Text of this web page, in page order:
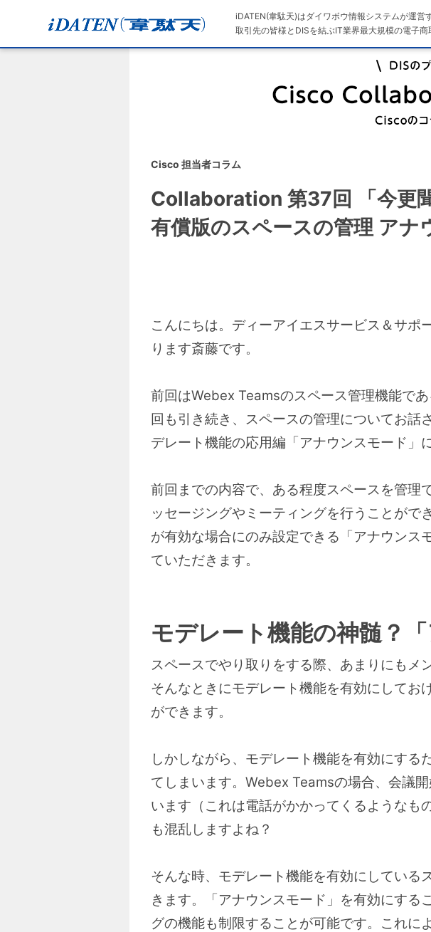
iDATEN(韋駄天)はダイワボウ情報システムが運営
取引先の皆様とDISを結ぶIT業界最大規模の電子商
Cisco 担当者コラム
Collaboration 第37回 「今
有償版のスペースの管理 アナ
こんにちは。ディーアイエスサービス＆サ
ります斎藤です。
前回はWebex Teamsのスペース管理機能で
回も引き続き、スペースの管理についてお話
デレート機能の応用編「アナウンスモード」
前回までの内容で、ある程度スペースを管理
ッセージングやミーティングを行うことが
が有効な場合にのみ設定できる「アナウンス
ていただきます。
モデレート機能の神髄？
スペースでやり取りをする際、あまりにもメ
そんなときにモデレート機能を有効にしてお
ができます。
しかしながら、モデレート機能を有効にする
てしまいます。Webex Teamsの場合、会議
います（これは電話がかかってくるようなも
も混乱しますよね？
そんな時、モデレート機能を有効にしている
きます。「アナウンスモード」を有効にす
グの機能も制限することが可能です。これに